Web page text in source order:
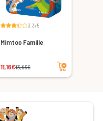
3.3/5
Mimtoo Famille
11,16€13,95€
Ajouter au panier